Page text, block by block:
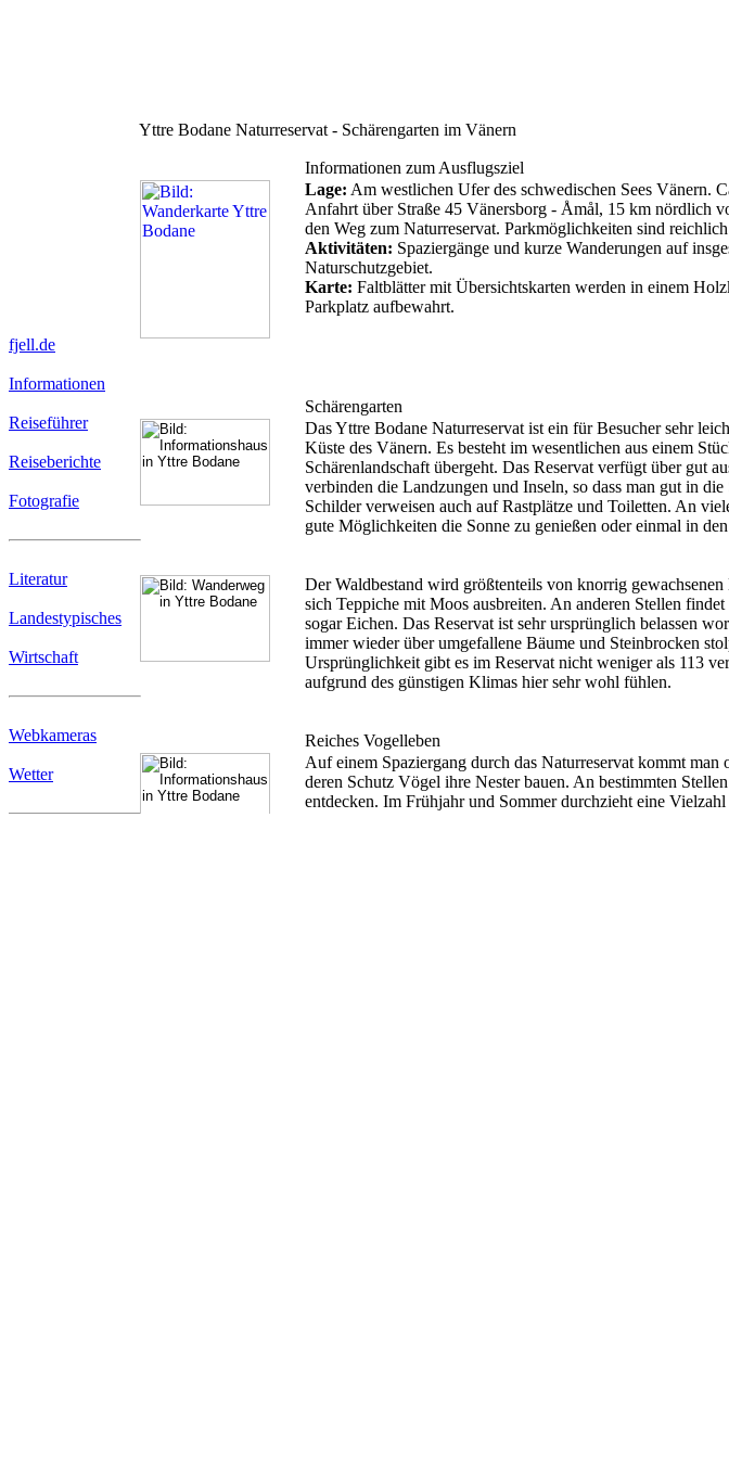
fjell.de
Informationen
Reiseführer
Reiseberichte
Fotografie
Literatur
Landestypisches
Wirtschaft
Webkameras
Wetter
Yttre Bodane Naturreservat - Schärengarten im Vänern
Informationen zum Ausflugsziel
Lage: Am westlichen Ufer des schwedischen Sees Vänern.
Anfahrt über Straße 45 Vänersborg - Åmål, 15 km nördlich
den Weg zum Naturreservat. Parkmöglichkeiten sind
Aktivitäten: Spaziergänge und kurze Wanderungen auf
Naturschutzgebiet.
Karte: Faltblätter mit Übersichtskarten werden in einem
Parkplatz aufbewahrt.
Schärengarten
Das Yttre Bodane Naturreservat ist ein für Besucher sehr
Küste des Vänern. Es besteht im wesentlichen aus einem
Schärenlandschaft übergeht. Das Reservat verfügt über gut
verbinden die Landzungen und Inseln, so dass man gut in
Schilder verweisen auch auf Rastplätze und Toiletten. An
gute Möglichkeiten die Sonne zu genießen oder einmal in
Der Waldbestand wird größtenteils von knorrig
sich Teppiche mit Moos ausbreiten. An anderen Stellen
sogar Eichen. Das Reservat ist sehr ursprünglich belassen
immer wieder über umgefallene Bäume und Steinbrocken
Ursprünglichkeit gibt es im Reservat nicht weniger als 113
aufgrund des günstigen Klimas hier sehr wohl fühlen.
Reiches Vogelleben
Auf einem Spaziergang durch das Naturreservat kommt man
deren Schutz Vögel ihre Nester bauen. An bestimmten
entdecken. Im Frühjahr und Sommer durchzieht eine